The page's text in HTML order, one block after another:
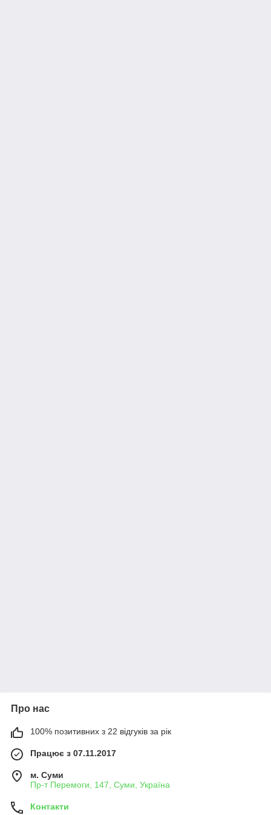
Про нас
100% позитивних з 22 відгуків за рік
Працює з 07.11.2017
м. Суми
Пр-т Перемоги, 147, Суми, Україна
Контакти